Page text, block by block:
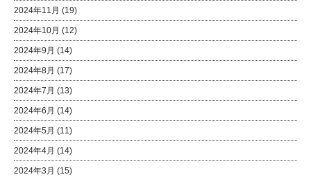
2024年11月 (19)
2024年10月 (12)
2024年9月 (14)
2024年8月 (17)
2024年7月 (13)
2024年6月 (14)
2024年5月 (11)
2024年4月 (14)
2024年3月 (15)